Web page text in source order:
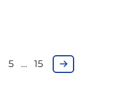
5 … 15